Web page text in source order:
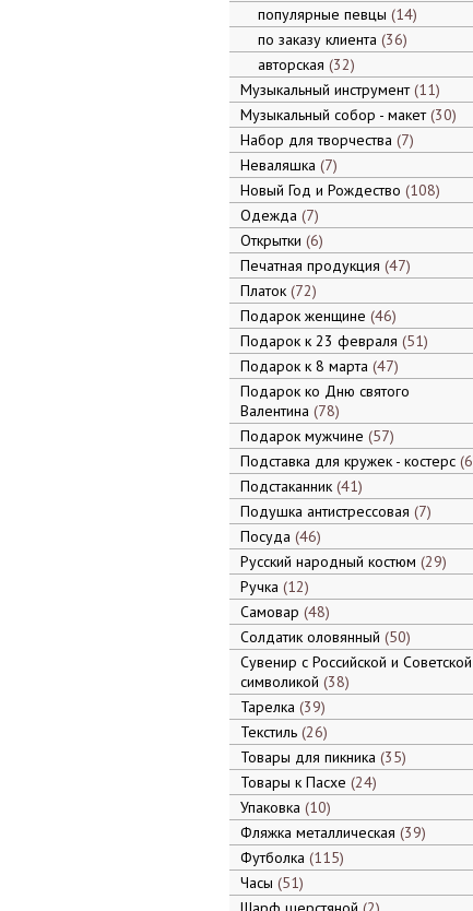
популярные певцы 14
по заказу клиента 36
авторская 32
Музыкальный инструмент 11
Музыкальный собор - макет 30
Набор для творчества 7
Неваляшка 7
Новый Год и Рождество 108
Одежда 7
Открытки 6
Печатная продукция 47
Платок 72
Подарок женщине 46
Подарок к 23 февраля 51
Подарок к 8 марта 47
Подарок ко Дню святого
Валентина 78
Подарок мужчине 57
Подставка для кружек - костерс 6
Подстаканник 41
Подушка антистрессовая 7
Посуда 46
Русский народный костюм 29
Ручка 12
Самовар 48
Солдатик оловянный 50
Сувенир с Российской и Советской
символикой 38
Тарелка 39
Текстиль 26
Товары для пикника 35
Товары к Пасхе 24
Упаковка 10
Фляжка металлическая 39
Футболка 115
Часы 51